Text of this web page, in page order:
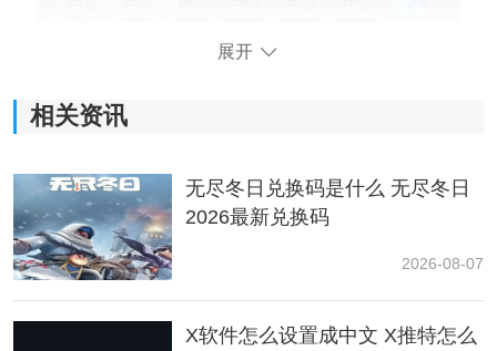
将屏幕的亮度设置成一样，安装上ios 26，并且运行同样
的软件，直至电池耗尽为止，而6款iPhone的电池续航结
果如下：
iPhone16Pro续航时间为7小时48分钟，排名第一。
展开
相关资讯
无尽冬日兑换码是什么 无尽冬日
2026最新兑换码
2026-08-07
X软件怎么设置成中文 X推特怎么